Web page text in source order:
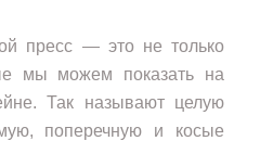
пресс — это не только
мы можем показать на
Так называют целую
поперечную и косые